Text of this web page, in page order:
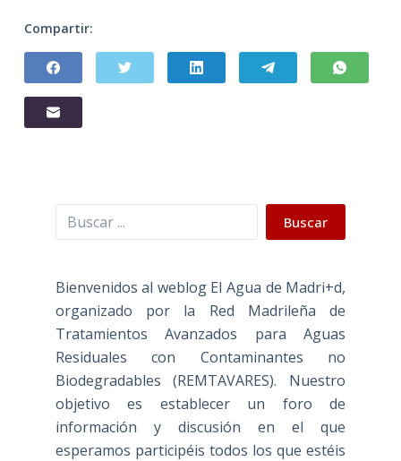
Compartir:
Buscar Buscar
Bienvenidos al weblog El Agua de Madri+d,
organizado por la Red Madrileña de
Tratamientos Avanzados para Aguas
Residuales con Contaminantes no
Biodegradables (REMTAVARES). Nuestro
objetivo es establecer un foro de
información y discusión en el que
esperamos participéis todos los que estéis